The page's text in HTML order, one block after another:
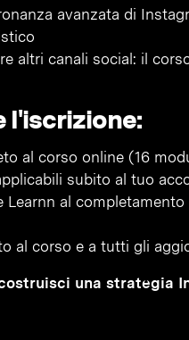
avanzata di
altri canali social: il
l'iscrizione:
al corso online (16
subito al tuo
Learnn al
al corso e a tutti gli
una strategia